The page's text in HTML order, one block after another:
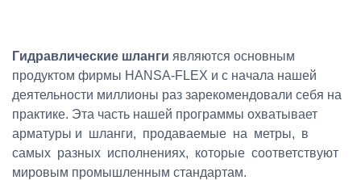
Гидравлические шланги являются основным
продуктом фирмы HANSA-FLEX и с начала нашей
деятельности миллионы раз зарекомендовали себя на
практике. Эта часть нашей программы охватывает
арматуры и шланги, продаваемые на метры, в
самых разных исполнениях, которые соответствуют
мировым промышленным стандартам.